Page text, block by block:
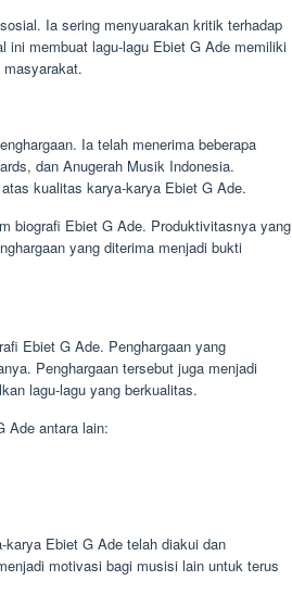
Ia sering menyuarakan kritik terhadap
ini membuat lagu-lagu Ebiet G Ade memiliki
masyarakat.
Ia telah menerima beberapa
dan Anugerah Musik Indonesia.
kualitas karya-karya Ebiet G Ade.
biografi Ebiet G Ade. Produktivitasnya yang
yang diterima menjadi bukti
Ebiet G Ade. Penghargaan yang
Penghargaan tersebut juga menjadi
lagu-lagu yang berkualitas.
Ade antara lain:
karya Ebiet G Ade telah diakui dan
motivasi bagi musisi lain untuk terus